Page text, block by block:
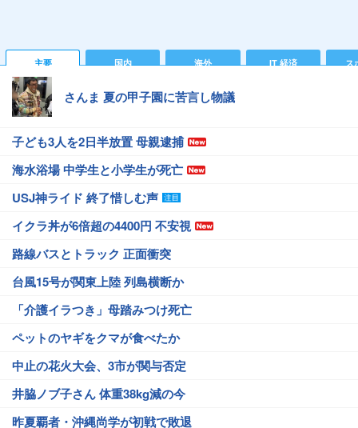
主要 国内 海外 IT 経済 ス
さんま 夏の甲子園に苦言し物議
子ども3人を2日半放置 母親逮捕
海水浴場 中学生と小学生が死亡
USJ神ライド 終了惜しむ声
イクラ丼が6倍超の4400円 不安視
路線バスとトラック 正面衝突
台風15号が関東上陸 列島横断か
「介護イラつき」母踏みつけ死亡
ペットのヤギをクマが食べたか
中止の花火大会、3市が関与否定
井脇ノブ子さん 体重38kg減の今
昨夏覇者・沖縄尚学が初戦で敗退